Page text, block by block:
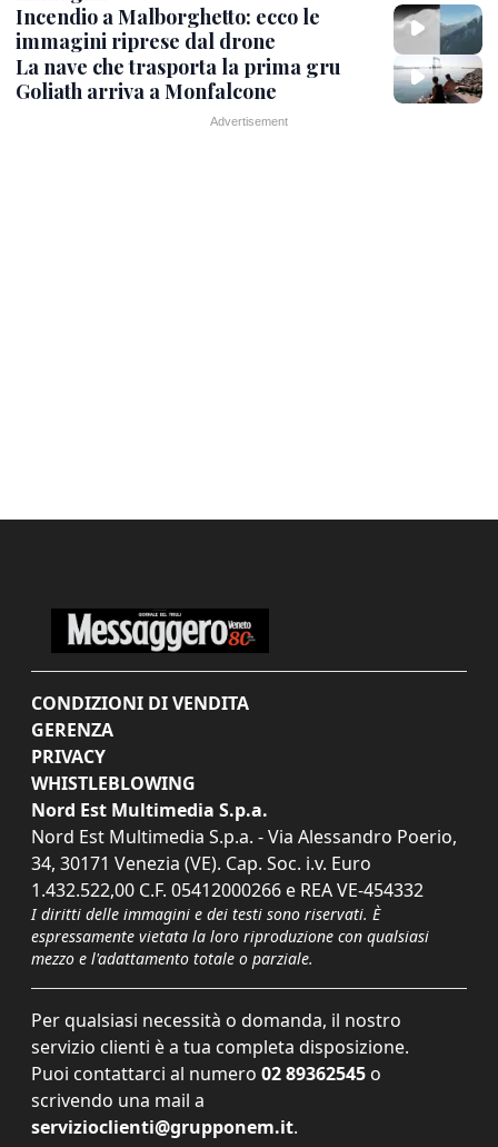
Incendio a Malborghetto: ecco le
immagini riprese dal drone
La nave che trasporta la prima gru
Goliath arriva a Monfalcone
CONDIZIONI DI VENDITA
GERENZA
PRIVACY
WHISTLEBLOWING
Nord Est Multimedia S.p.a.
Nord Est Multimedia S.p.a. - Via Alessandro Poerio,
34, 30171 Venezia (VE). Cap. Soc. i.v. Euro
1.432.522,00 C.F. 05412000266 e REA VE-454332
I diritti delle immagini e dei testi sono riservati. È
espressamente vietata la loro riproduzione con qualsiasi
mezzo e l'adattamento totale o parziale.
Per qualsiasi necessità o domanda, il nostro
servizio clienti è a tua completa disposizione.
Puoi contattarci al numero 02 89362545 o
scrivendo una mail a
servizioclienti@grupponem.it.